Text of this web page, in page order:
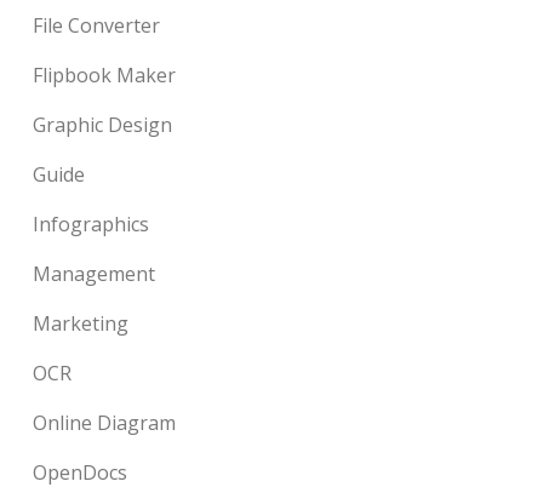
File Converter
Flipbook Maker
Graphic Design
Guide
Infographics
Management
Marketing
OCR
Online Diagram
OpenDocs